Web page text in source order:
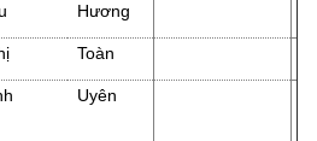
Hương
Toàn
Uyên